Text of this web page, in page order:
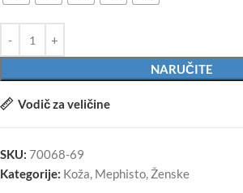
NARUČITE
Vodič za veličine
SKU: 70068-69
Kategorije: Koža, Mephisto, Ženske